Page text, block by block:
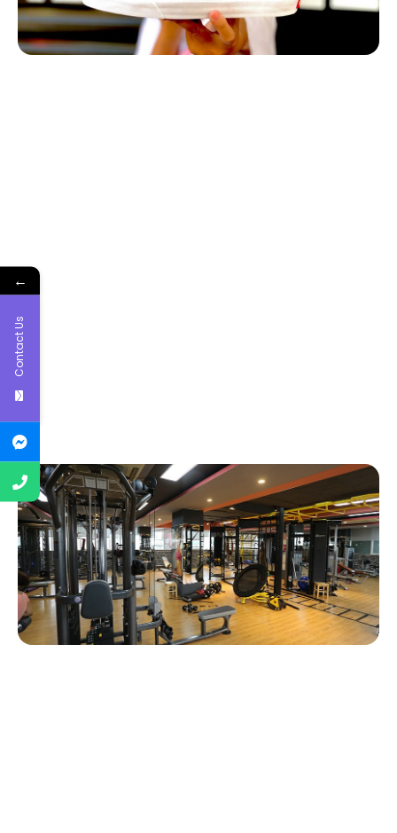
←
Contact Us